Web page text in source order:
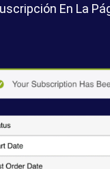
En La